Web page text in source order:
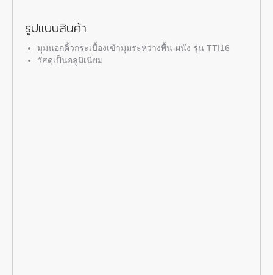
รูปแบบสินค้า
มุมนอกคิ้วกระเบื้องเข้ามุมระหว่างพื้น-ผนัง รุ่น TTI16
วัสดุเป็นอลูมิเนียม